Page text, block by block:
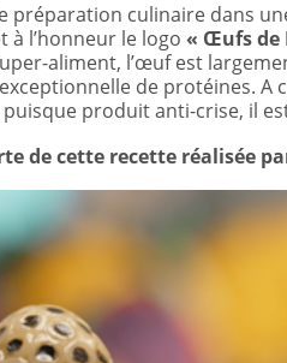
préparation culinaire dans
à l’honneur le logo « Œufs de
aliment, l’œuf est
de protéines. A
produit anti-crise, il
de cette recette réalisée